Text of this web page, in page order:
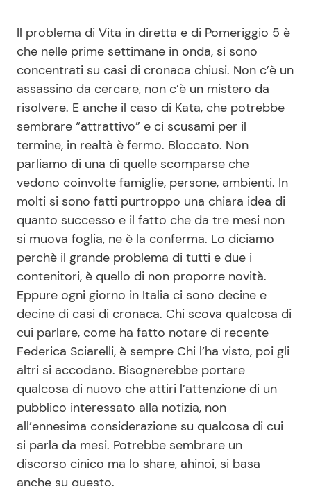
Il problema di Vita in diretta e di Pomeriggio 5 è
che nelle prime settimane in onda, si sono
concentrati su casi di cronaca chiusi. Non c’è un
assassino da cercare, non c’è un mistero da
risolvere. E anche il caso di Kata, che potrebbe
sembrare “attrattivo” e ci scusami per il
termine, in realtà è fermo. Bloccato. Non
parliamo di una di quelle scomparse che
vedono coinvolte famiglie, persone, ambienti. In
molti si sono fatti purtroppo una chiara idea di
quanto successo e il fatto che da tre mesi non
si muova foglia, ne è la conferma. Lo diciamo
perchè il grande problema di tutti e due i
contenitori, è quello di non proporre novità.
Eppure ogni giorno in Italia ci sono decine e
decine di casi di cronaca. Chi scova qualcosa di
cui parlare, come ha fatto notare di recente
Federica Sciarelli, è sempre Chi l’ha visto, poi gli
altri si accodano. Bisognerebbe portare
qualcosa di nuovo che attiri l’attenzione di un
pubblico interessato alla notizia, non
all’ennesima considerazione su qualcosa di cui
si parla da mesi. Potrebbe sembrare un
discorso cinico ma lo share, ahinoi, si basa